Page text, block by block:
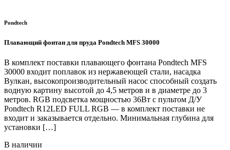
Pondtech
Плавающий фонтан для пруда Pondtech MFS 30000
В комплект поставки плавающего фонтана Pondtech MFS
30000 входит поплавок из нержавеющей стали, насадка
Вулкан, высокопроизводительный насос способный создать
водную картину высотой до 4,5 метров и в диаметре до 3
метров. RGB подсветка мощностью 36Вт с пультом Д/У
Pondtech R12LED FULL RGB — в комплект поставки не
входит и заказывается отдельно. Минимальная глубина для
установки […]
В наличии